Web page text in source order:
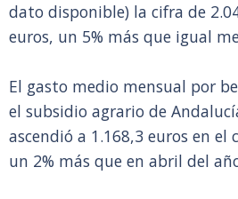
dato disponible) la cifra de
euros, un 5% más que igual
El gasto medio mensual por
el subsidio agrario de
ascendió a 1.168,3 euros en el
un 2% más que en abril del